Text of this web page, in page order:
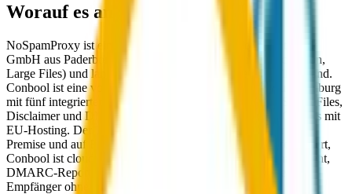
Worauf es ankommt.
NoSpamProxy ist eine etablierte DACH-Suite der Net at Work
GmbH aus Paderborn mit drei Modulen (Protection, Encryption,
Large Files) und langer Marktpräsenz im On-Premise-Mittelstand.
Conbool ist eine vollwertige E-Mail-Sicherheits-Suite aus Hamburg
mit fünf integrierten Modulen: MailGuard, SecureMail, SecureFiles,
Disclaimer und DMARC Reports. Beide sind deutsche GmbHs mit
EU-Hosting. Der Unterschied: NoSpamProxy ist primär On-
Premise und auf Filterung, Encryption und Large Files fokussiert,
Conbool ist cloud-native mit zusätzlichem Signatur-Management,
DMARC-Reports und integriertem Web-Reader für externe
Empfänger ohne Zertifikat.